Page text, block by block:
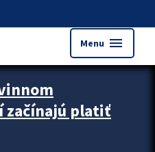
Menu menu
začínajú platiť